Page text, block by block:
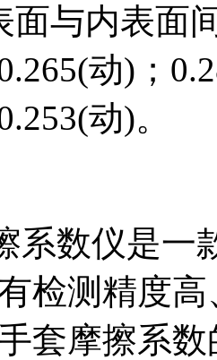
面与内表面
动)；
动)。
系数仪是一
检测精度
套摩擦系